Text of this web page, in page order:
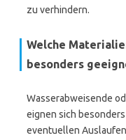
zu verhindern.
Welche
besonders
Wasserabweisende
eignen sich
eventuellen